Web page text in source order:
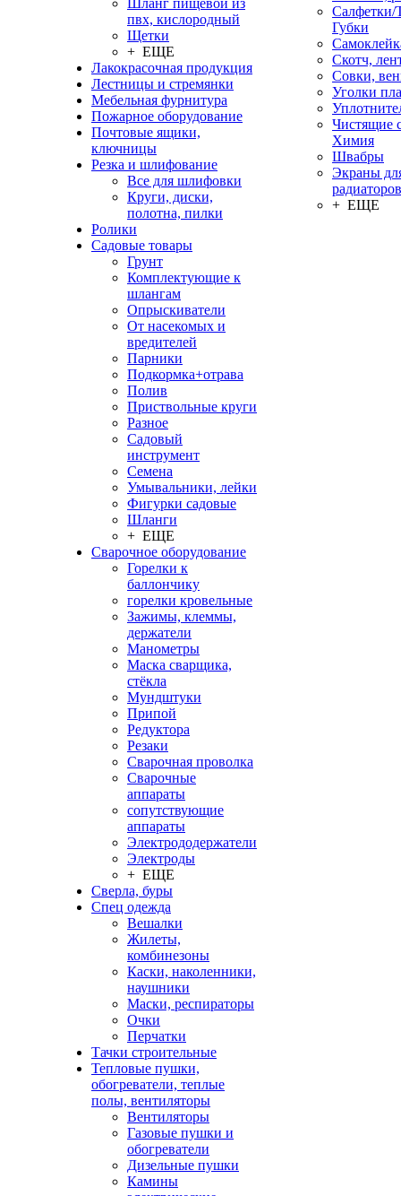
Шланг пищевой из
пвх, кислородный
Щетки
+ ЕЩЕ
Лакокрасочная продукция
Лестницы и стремянки
Мебельная фурнитура
Пожарное оборудование
Почтовые ящики,
ключницы
Резка и шлифование
Все для шлифовки
Круги, диски,
полотна, пилки
Ролики
Садовые товары
Грунт
Комплектующие к
шлангам
Опрыскиватели
От насекомых и
вредителей
Парники
Подкормка+отрава
Полив
Приствольные круги
Разное
Садовый
инструмент
Семена
Умывальники, лейки
Фигурки садовые
Шланги
+ ЕЩЕ
Сварочное оборудование
Горелки к
баллончику
горелки кровельные
Зажимы, клеммы,
держатели
Манометры
Маска сварщика,
стёкла
Мундштуки
Припой
Редуктора
Резаки
Сварочная проволка
Сварочные
аппараты
сопутствующие
аппараты
Электрододержатели
Электроды
+ ЕЩЕ
Сверла, буры
Спец одежда
Вешалки
Жилеты,
комбинезоны
Каски, наколенники,
наушники
Маски, респираторы
Очки
Перчатки
Тачки строительные
Тепловые пушки,
обогреватели, теплые
полы, вентиляторы
Вентиляторы
Газовые пушки и
обогреватели
Дизельные пушки
Камины
Салфетки/
Губки
Скотч,
Совки,
Уголки
Чистящие
Химия
Швабры
Экраны
радиаторов
+ ЕЩЕ